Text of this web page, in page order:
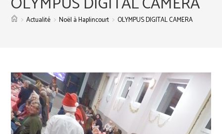
> Actualité > Noël à Haplincourt > OLYMPUS DIGITAL CAMERA